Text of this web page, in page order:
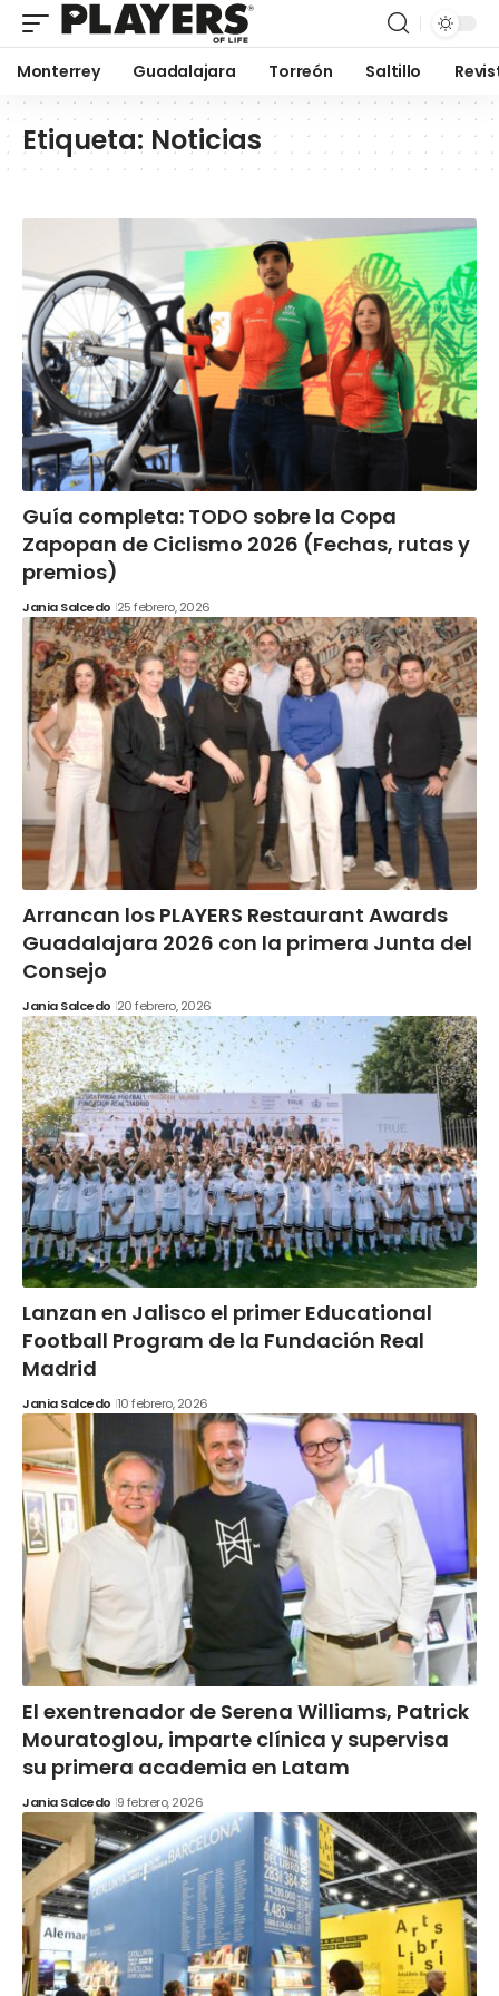
Monterrey Guadalajara Torreón Saltillo
Etiqueta: Noticias
Guía completa: TODO sobre la Copa
Zapopan de Ciclismo 2026 (Fechas, rutas y
premios)
Jania Salcedo 25 febrero, 2026
Arrancan los PLAYERS Restaurant Awards
Guadalajara 2026 con la primera Junta del
Consejo
Jania Salcedo 20 febrero, 2026
Lanzan en Jalisco el primer Educational
Football Program de la Fundación Real
Madrid
Jania Salcedo 10 febrero, 2026
El exentrenador de Serena Williams, Patrick
Mouratoglou, imparte clínica y supervisa
su primera academia en Latam
Jania Salcedo 9 febrero, 2026